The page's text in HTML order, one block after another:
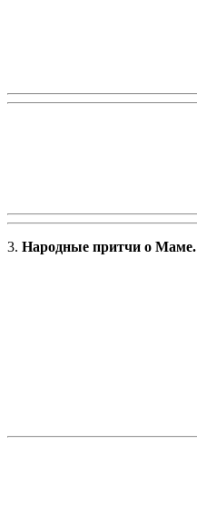
3. Народные притчи о Маме.